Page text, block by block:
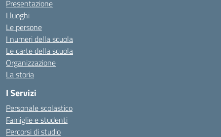
Presentazione
I luoghi
Le persone
I numeri della scuola
Le carte della scuola
Organizzazione
La storia
I Servizi
Personale scolastico
Famiglie e studenti
Percorsi di studio